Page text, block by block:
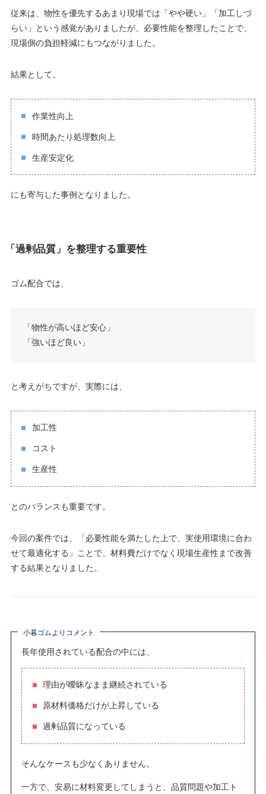
従来は、物性を優先するあまり現場では「やや硬い」「加工しづ
らい」という感覚がありましたが、必要性能を整理したことで、
現場側の負担軽減にもつながりました。
結果として、
作業性向上
時間あたり処理数向上
生産安定化
にも寄与した事例となりました。
「過剰品質」を整理する重要性
ゴム配合では、
「物性が高いほど安心」
「強いほど良い」
と考えがちですが、実際には、
加工性
コスト
生産性
とのバランスも重要です。
今回の案件では、「必要性能を満たした上で、実使用環境に合わ
せて最適化する」ことで、材料費だけでなく現場生産性まで改善
する結果となりました。
小暮ゴムよりコメント
長年使用されている配合の中には、
理由が曖昧なまま継続されている
原材料価格だけが上昇している
過剰品質になっている
そんなケースも少なくありません。
一方で、安易に材料変更してしまうと、品質問題や加工ト